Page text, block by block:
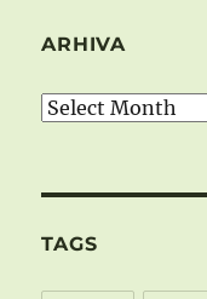
ARHIVA
Arhiva
TAGS